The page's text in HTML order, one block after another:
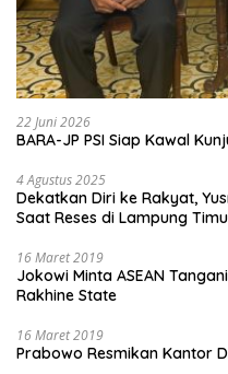
22 Juni 2026
BARA-JP PSI Siap Kawal
4 Agustus 2025
Dekatkan Diri ke Rakyat,
Saat Reses di Lampung
16 Maret 2019
Jokowi Minta ASEAN
Rakhine State
16 Maret 2019
Prabowo Resmikan Kantor